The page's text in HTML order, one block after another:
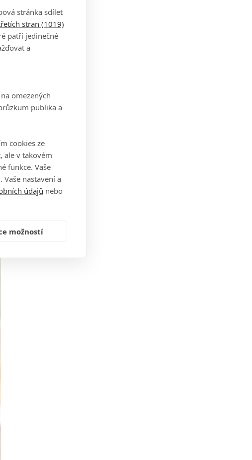
stránka sdílet
stran (1019)
patří jedinečné
a
omezených
publika a
cookies ze
ale v takovém
funkce. Vaše
nastavení a
údajů nebo
možností